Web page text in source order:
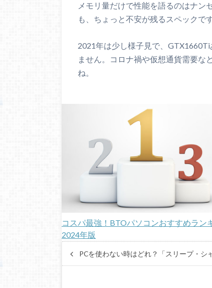
メモリ量だけで性能を語るのはナン
も、ちょっと不安が残るスペックです
2021年は少し様子見で、
ません。コロナ禍や仮想通貨需要な
ね。
コスパ最強！BTOパソコンおすすめラン
2024年版
PCを使わない時はどれ？「スリープ・シ